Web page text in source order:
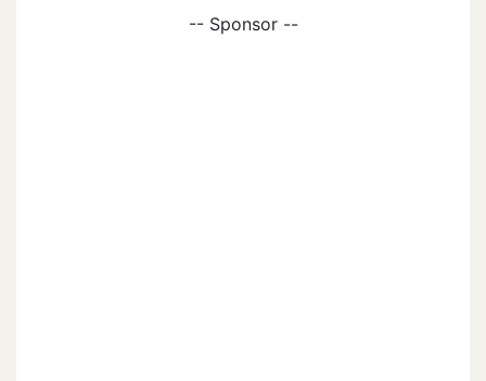
-- Sponsor --